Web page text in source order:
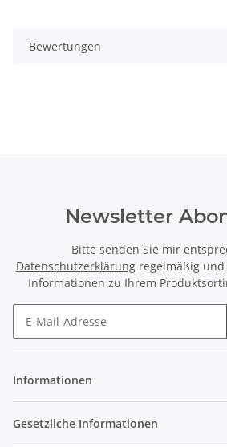
Bewertungen
Newsletter
Bitte senden Sie mir
Datenschutzerklärung regelmäßig
Informationen zu Ihrem
Informationen
Gesetzliche Informationen